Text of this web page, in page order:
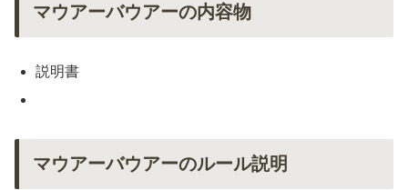
マウアーバウアーの内容物
説明書
マウアーバウアーのルール説明